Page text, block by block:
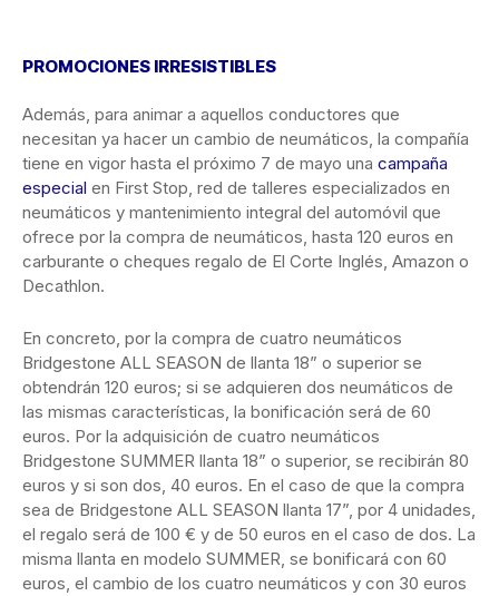
PROMOCIONES IRRESISTIBLES
Además, para animar a aquellos conductores que
necesitan ya hacer un cambio de neumáticos, la compañía
tiene en vigor hasta el próximo 7 de mayo una campaña
especial en First Stop, red de talleres especializados en
neumáticos y mantenimiento integral del automóvil que
ofrece por la compra de neumáticos, hasta 120 euros en
carburante o cheques regalo de El Corte Inglés, Amazon o
Decathlon.
En concreto, por la compra de cuatro neumáticos
Bridgestone ALL SEASON de llanta 18” o superior se
obtendrán 120 euros; si se adquieren dos neumáticos de
las mismas características, la bonificación será de 60
euros. Por la adquisición de cuatro neumáticos
Bridgestone SUMMER llanta 18” o superior, se recibirán 80
euros y si son dos, 40 euros. En el caso de que la compra
sea de Bridgestone ALL SEASON llanta 17”, por 4 unidades,
el regalo será de 100 € y de 50 euros en el caso de dos. La
misma llanta en modelo SUMMER, se bonificará con 60
euros, el cambio de los cuatro neumáticos y con 30 euros